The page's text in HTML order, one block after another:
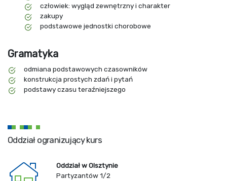
człowiek: wygląd zewnętrzny i charakter
zakupy
podstawowe jednostki chorobowe
Gramatyka
odmiana podstawowych czasowników
konstrukcja prostych zdań i pytań
podstawy czasu teraźniejszego
Oddział ogranizujący kurs
Oddział w Olsztynie
Partyzantów 1/2